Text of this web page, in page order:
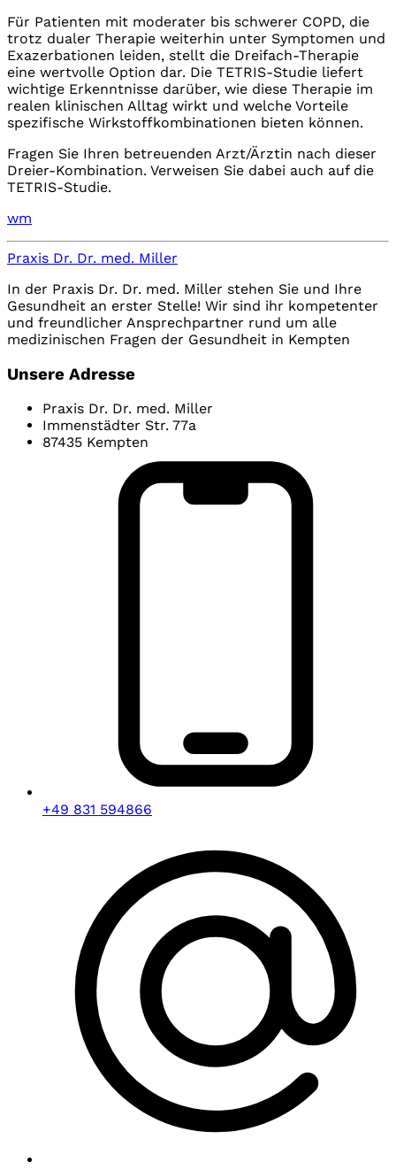
Für Patienten mit moderater bis schwerer COPD, die
trotz dualer Therapie weiterhin unter Symptomen und
Exazerbationen leiden, stellt die Dreifach-Therapie
eine wertvolle Option dar. Die TETRIS-Studie liefert
wichtige Erkenntnisse darüber, wie diese Therapie im
realen klinischen Alltag wirkt und welche Vorteile
spezifische Wirkstoffkombinationen bieten können.
Fragen Sie Ihren betreuenden Arzt/Ärztin nach dieser
Dreier-Kombination. Verweisen Sie dabei auch auf die
TETRIS-Studie.
wm
Praxis Dr. Dr. med. Miller
In der Praxis Dr. Dr. med. Miller stehen Sie und Ihre
Gesundheit an erster Stelle! Wir sind ihr kompetenter
und freundlicher Ansprechpartner rund um alle
medizinischen Fragen der Gesundheit in Kempten
Unsere Adresse
Praxis Dr. Dr. med. Miller
Immenstädter Str. 77a
87435 Kempten
+49 831 594866